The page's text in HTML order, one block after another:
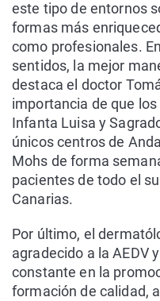
este tipo de entornos
formas más
como profesionales.
sentidos, la mejor
destaca el doctor
importancia de que
Infanta Luisa y
únicos centros de
Mohs de forma
pacientes de todo el
Canarias.
Por último, el
agradecido a la AEDV
constante en la
formación de calidad,